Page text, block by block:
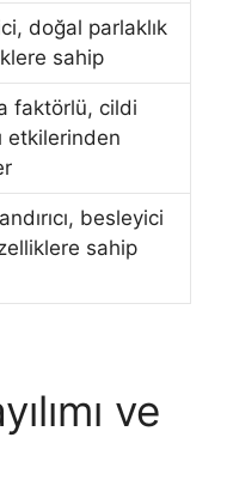
doğal parlaklık
sahip
faktörlü, cildi
etkilerinden
besleyici
sahip
ve